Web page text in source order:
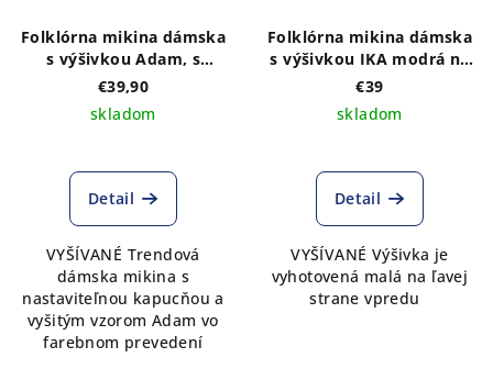
Folklórna mikina dámska
s výšivkou Adam, s
kapucňou
€39,90
skladom
Detail
VYŠÍVANÉ Trendová
dámska mikina s
nastaviteľnou kapucňou a
vyšitým vzorom Adam vo
farebnom prevedení
Folklórna mikina dámska
s výšivkou IKA modrá na
prednom diele, so zipsom
a kapucňou
€39
skladom
Detail
VYŠÍVANÉ Výšivka je
vyhotovená malá na ľavej
strane vpredu